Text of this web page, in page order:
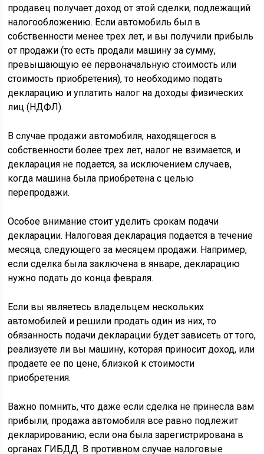
продавец получает доход от этой сделки, подлежащий
налогообложению. Если автомобиль был в
собственности менее трех лет, и вы получили прибыль
от продажи (то есть продали машину за сумму,
превышающую ее первоначальную стоимость или
стоимость приобретения), то необходимо подать
декларацию и уплатить налог на доходы физических
лиц (НДФЛ).
В случае продажи автомобиля, находящегося в
собственности более трех лет, налог не взимается, и
декларация не подается, за исключением случаев,
когда машина была приобретена с целью
перепродажи.
Особое внимание стоит уделить срокам подачи
декларации. Налоговая декларация подается в течение
месяца, следующего за месяцем продажи. Например,
если сделка была заключена в январе, декларацию
нужно подать до конца февраля.
Если вы являетесь владельцем нескольких
автомобилей и решили продать один из них, то
обязанность подачи декларации будет зависеть от того,
реализуете ли вы машину, которая приносит доход, или
продаете ее по цене, близкой к стоимости
приобретения.
Важно помнить, что даже если сделка не принесла вам
прибыли, продажа автомобиля все равно подлежит
декларированию, если она была зарегистрирована в
органах ГИБДД. В противном случае налоговые